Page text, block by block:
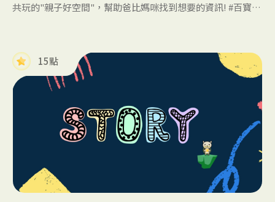
共玩的"親子好空間"，幫助爸比媽咪找到想要的資訊! #百寶箱
15點